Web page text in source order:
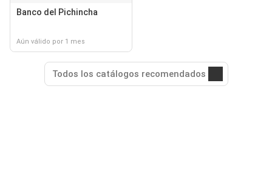
Banco del Pichincha
Aún válido por 1 mes
Todos los catálogos recomendados